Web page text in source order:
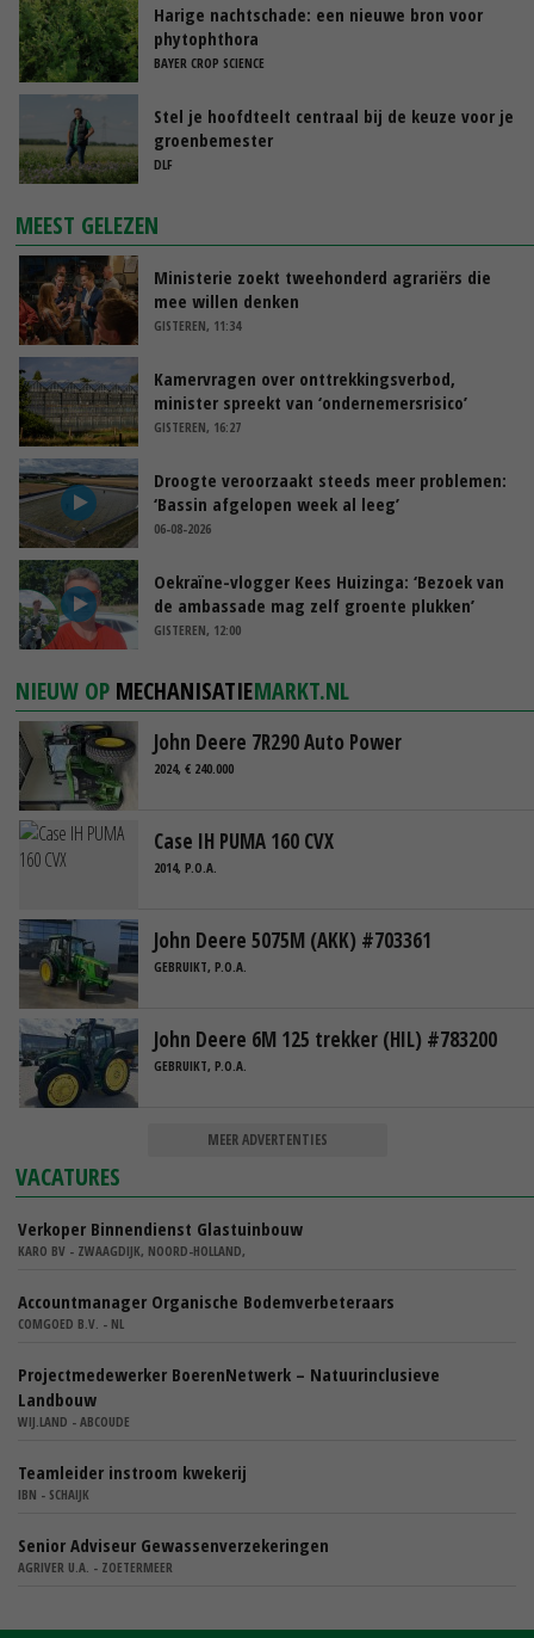
Harige nachtschade: een nieuwe bron voor
phytophthora
BAYER CROP SCIENCE
Stel je hoofdteelt centraal bij de keuze voor je
groenbemester
DLF
MEEST GELEZEN
Ministerie zoekt tweehonderd agrariërs die
mee willen denken
GISTEREN, 11:34
Kamervragen over onttrekkingsverbod,
minister spreekt van ‘ondernemersrisico’
GISTEREN, 16:27
Droogte veroorzaakt steeds meer problemen:
‘Bassin afgelopen week al leeg’
06-08-2026
Oekraïne-vlogger Kees Huizinga: ‘Bezoek van
de ambassade mag zelf groente plukken’
GISTEREN, 12:00
NIEUW OP MECHANISATIEMARKT.NL
John Deere 7R290 Auto Power
2024, € 240.000
Case IH PUMA 160 CVX
2014, P.O.A.
John Deere 5075M (AKK) #703361
GEBRUIKT, P.O.A.
John Deere 6M 125 trekker (HIL) #783200
GEBRUIKT, P.O.A.
MEER ADVERTENTIES
VACATURES
Verkoper Binnendienst Glastuinbouw
KARO BV - ZWAAGDIJK, NOORD-HOLLAND,
Accountmanager Organische Bodemverbeteraars
COMGOED B.V. - NL
Projectmedewerker BoerenNetwerk – Natuurinclusieve
Landbouw
WIJ.LAND - ABCOUDE
Teamleider instroom kwekerij
IBN - SCHAIJK
Senior Adviseur Gewassenverzekeringen
AGRIVER U.A. - ZOETERMEER